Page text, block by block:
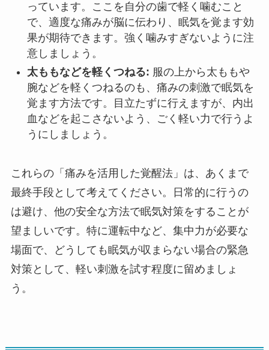
っています。ここを自分の歯で軽く噛むこと
で、適度な痛みが脳に伝わり、眠気を覚ます効
果が期待できます。強く噛みすぎないように注
意しましょう。
太ももなどを軽くつねる: 服の上から太ももや
腕などを軽くつねるのも、痛みの刺激で眠気を
覚ます方法です。目立たずに行えますが、内出
血などを起こさないよう、ごく軽い力で行うよ
うにしましょう。
これらの「痛みを活用した覚醒法」は、あくまで
最終手段として考えてください。日常的に行うの
は避け、他の安全な方法で眠気対策をすることが
望ましいです。特に運転中など、集中力が必要な
場面で、どうしても眠気が収まらない場合の緊急
対策として、軽い刺激を試す程度に留めましょ
う。